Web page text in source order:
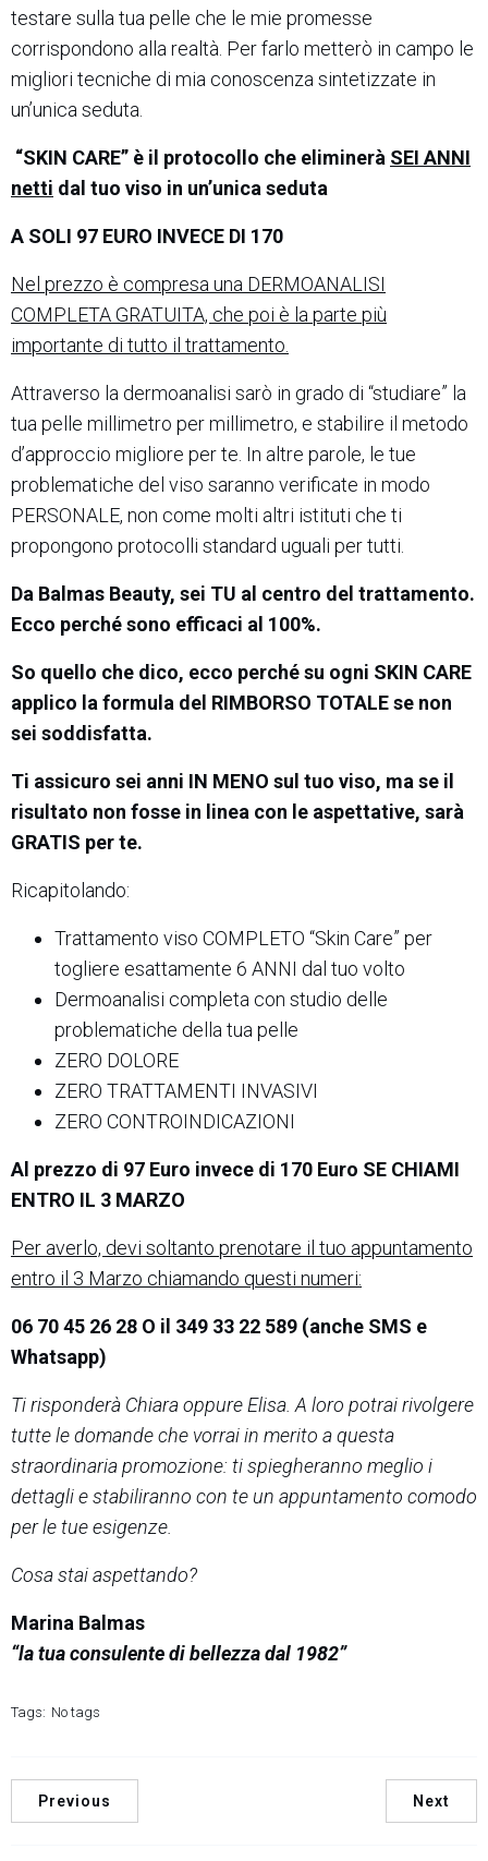
testare sulla tua pelle che le mie promesse
corrispondono alla realtà. Per farlo metterò in campo le
migliori tecniche di mia conoscenza sintetizzate in
un’unica seduta.
“SKIN CARE” è il protocollo che eliminerà SEI ANNI
netti dal tuo viso in un’unica seduta
A SOLI 97 EURO INVECE DI 170
Nel prezzo è compresa una DERMOANALISI
COMPLETA GRATUITA, che poi è la parte più
importante di tutto il trattamento.
Attraverso la dermoanalisi sarò in grado di “studiare” la
tua pelle millimetro per millimetro, e stabilire il metodo
d’approccio migliore per te. In altre parole, le tue
problematiche del viso saranno verificate in modo
PERSONALE, non come molti altri istituti che ti
propongono protocolli standard uguali per tutti.
Da Balmas Beauty, sei TU al centro del trattamento.
Ecco perché sono efficaci al 100%.
So quello che dico, ecco perché su ogni SKIN CARE
applico la formula del RIMBORSO TOTALE se non
sei soddisfatta.
Ti assicuro sei anni IN MENO sul tuo viso, ma se il
risultato non fosse in linea con le aspettative, sarà
GRATIS per te.
Ricapitolando:
Trattamento viso COMPLETO “Skin Care” per
togliere esattamente 6 ANNI dal tuo volto
Dermoanalisi completa con studio delle
problematiche della tua pelle
ZERO DOLORE
ZERO TRATTAMENTI INVASIVI
ZERO CONTROINDICAZIONI
Al prezzo di 97 Euro invece di 170 Euro SE CHIAMI
ENTRO IL 3 MARZO
Per averlo, devi soltanto prenotare il tuo appuntamento
entro il 3 Marzo chiamando questi numeri:
06 70 45 26 28 O il 349 33 22 589 (anche SMS e
Whatsapp)
Ti risponderà Chiara oppure Elisa. A loro potrai rivolgere
tutte le domande che vorrai in merito a questa
straordinaria promozione: ti spiegheranno meglio i
dettagli e stabiliranno con te un appuntamento comodo
per le tue esigenze.
Cosa stai aspettando?
Marina Balmas
“la tua consulente di bellezza dal 1982”
Tags: No tags
Previous Next